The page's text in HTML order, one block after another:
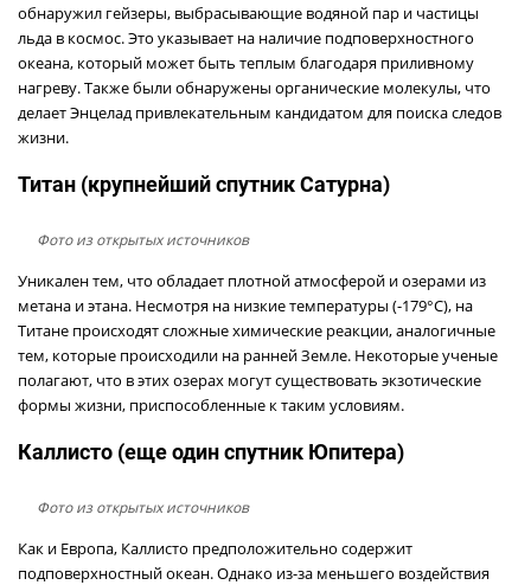
обнаружил гейзеры, выбрасывающие водяной пар и частицы
льда в космос. Это указывает на наличие подповерхностного
океана, который может быть теплым благодаря приливному
нагреву. Также были обнаружены органические молекулы, что
делает Энцелад привлекательным кандидатом для поиска следов
жизни.
Титан (крупнейший спутник Сатурна)
Фото из открытых источников
Уникален тем, что обладает плотной атмосферой и озерами из
метана и этана. Несмотря на низкие температуры (-179°C), на
Титане происходят сложные химические реакции, аналогичные
тем, которые происходили на ранней Земле. Некоторые ученые
полагают, что в этих озерах могут существовать экзотические
формы жизни, приспособленные к таким условиям.
Каллисто (еще один спутник Юпитера)
Фото из открытых источников
Как и Европа, Каллисто предположительно содержит
подповерхностный океан. Однако из-за меньшего воздействия